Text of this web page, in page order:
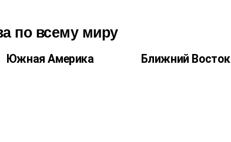
по всему миру
Южная Америка Ближний Восток